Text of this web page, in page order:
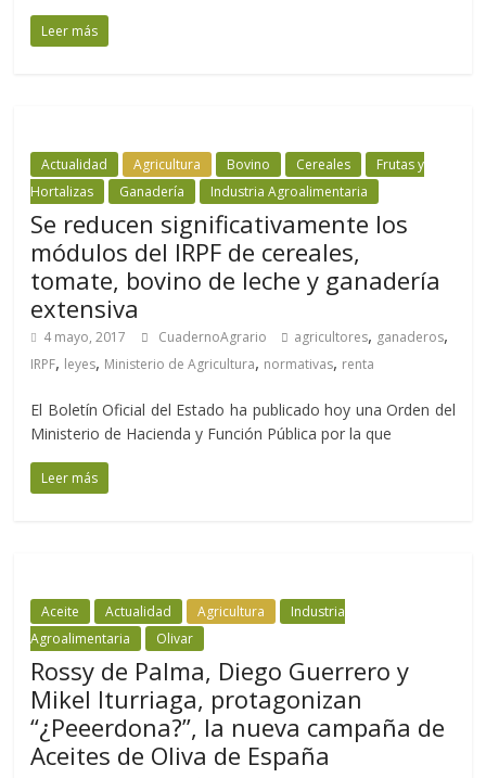
Leer más
Actualidad Agricultura Bovino Cereales
Frutas y
Hortalizas
Ganadería Industria Agroalimentaria
Se reducen significativamente los
módulos del IRPF de cereales,
tomate, bovino de leche y ganadería
extensiva
4 mayo, 2017 CuadernoAgrario agricultores, ganaderos,
IRPF, leyes, Ministerio de Agricultura, normativas, renta
El Boletín Oficial del Estado ha publicado hoy una Orden del
Ministerio de Hacienda y Función Pública por la que
Leer más
Aceite Actualidad Agricultura
Industria
Agroalimentaria
Olivar
Rossy de Palma, Diego Guerrero y
Mikel Iturriaga, protagonizan
“¿Peeerdona?”, la nueva campaña de
Aceites de Oliva de España